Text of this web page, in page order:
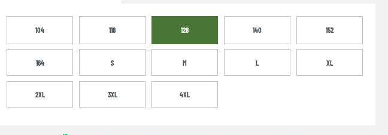
104 116 128 140 152
164 S M L XL
2XL 3XL 4XL